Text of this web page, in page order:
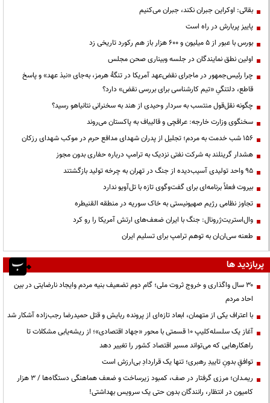
بقائی: اوکراین جبران نکند، جبران می‌کنیم
پاییز پربارش در راه است
بورس با عبور از ۵ میلیون و ۶۰۰ هزار باز هم رکورد تاریخی زد
اولین نطق نمایندگان در جلسه وبیناری صحن مجلس
چرا رئیس‌جمهور در ماجرای نقض‌عهد آمریکا در تنگهٔ هرمز، به‌جای «نبذ عهد» و پاسخ
قاطع، دلتنگیِ «تیم کارشناسی برای بررسی نقض» دارد؟
چگونه نقل‌قول منتسب به سردار وحیدی از هند به سخنرانی نتانیاهو رسید؟
سخنگوی وزارت خارجه: عراقچی و قالیباف به پاکستان می‌روند
۱۵۶ شب خدمت به مردم؛ تجلیل از پدران شهدای مدافع حرم در موکب شهدای رزکان
هشدار گرینلند به شرکت نفتی نزدیک به ترامپ درباره حفاری بدون مجوز
95 واحد تولیدی آسیب‌دیده از جنگ در تهران به چرخه تولید بازگشتند
بیروت فعلاً برنامه‌ای برای گفت‌وگوی تازه با تل‌آویو ندارد
تجاوز نظامی رژیم صهیونیستی به خاک سوریه در منطقه القنیطره
وال‌استریت‌ژرونال: جنگ با ایران ضعف‌های ارتش آمریکا را رو کرد
طعنه سی‌ان‌ان به توهم ترامپ برای تسلیم ایران
پربازدید ها
۳۰ سال واگذاری و خروج ثروت ملی؛ گام دوم تضعیف بنیه مردم وایجاد نارضایتی در بین
احاد مردم
با اعتراف یکی از متهمان، ابعاد تازه‌ای از پرونده ربایش و قتل حمیدرضا رجب‌زاده آشکار شد
آغاز یک سلسله‌کلیپ ۱۰ قسمتی با محور «جهاد اقتصادی»؛ از ریشه‌یابی مشکلات تا
راهکارهایی که می‌تواند مسیر اقتصاد کشور را تغییر دهد
توافقِ بدونِ تاییدِ رهبری؛ تنها یک قراردادِ بی‌ارزش است
ریمـدان؛ مرزی گرفتار در صف، کمبود زیرساخت و ضعف هماهنگی دستگاه‌ها / ۳ هزار
کامیون در انتظار، رانندگان بدون حتی یک سرویس بهداشتی!